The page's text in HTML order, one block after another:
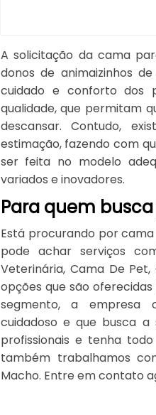
A solicitação da cama
donos de animaizinhos
cuidado e conforto dos
qualidade, que permitam
descansar. Contudo,
estimação, fazendo com
ser feita no modelo
variados e inovadores.
Para quem
Está procurando por
pode achar serviços
Veterinária, Cama De
opções que são
segmento, a empresa
cuidadoso e que busca
profissionais e tenha
também trabalhamos
Macho. Entre em contato